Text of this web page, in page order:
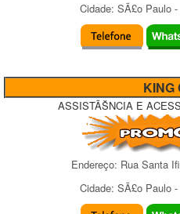
Cidade: SÃ£o Paulo-
KING
ASSISTÃŠNCIA E
Endereço: Rua Santa
Cidade: SÃ£o Paulo-